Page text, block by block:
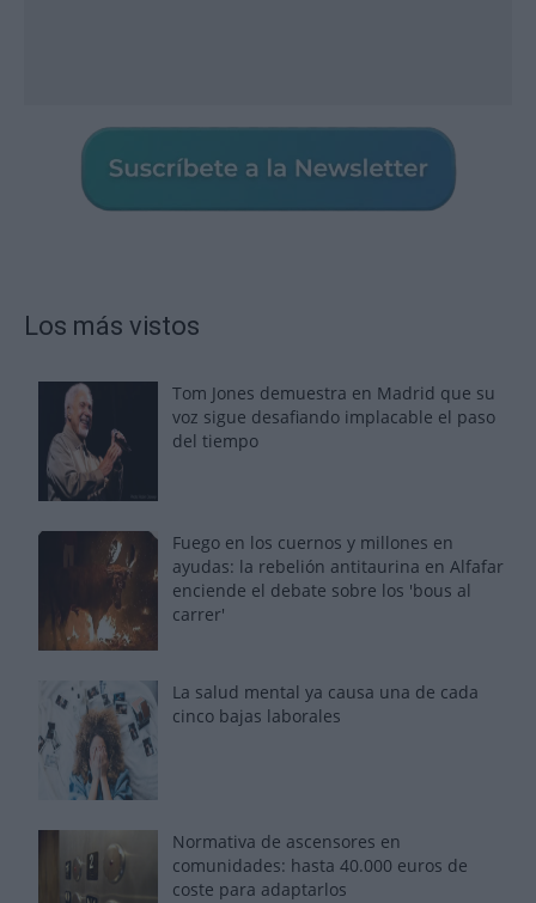
Los más vistos
Tom Jones demuestra en Madrid que su
voz sigue desafiando implacable el paso
del tiempo
Fuego en los cuernos y millones en
ayudas: la rebelión antitaurina en Alfafar
enciende el debate sobre los 'bous al
carrer'
La salud mental ya causa una de cada
cinco bajas laborales
Normativa de ascensores en
comunidades: hasta 40.000 euros de
coste para adaptarlos